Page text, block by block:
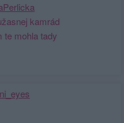
kamrád
te mohla tady